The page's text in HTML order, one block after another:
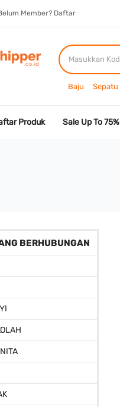
Member? Daftar
Baju Sepatu
Produk Sale Up To 75%
BERHUBUNGAN